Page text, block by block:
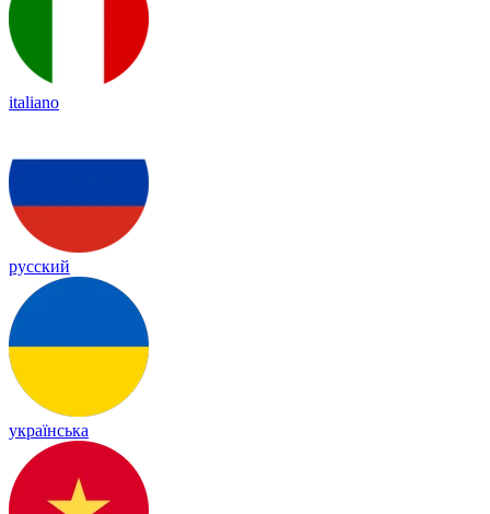
italiano
русский
українська